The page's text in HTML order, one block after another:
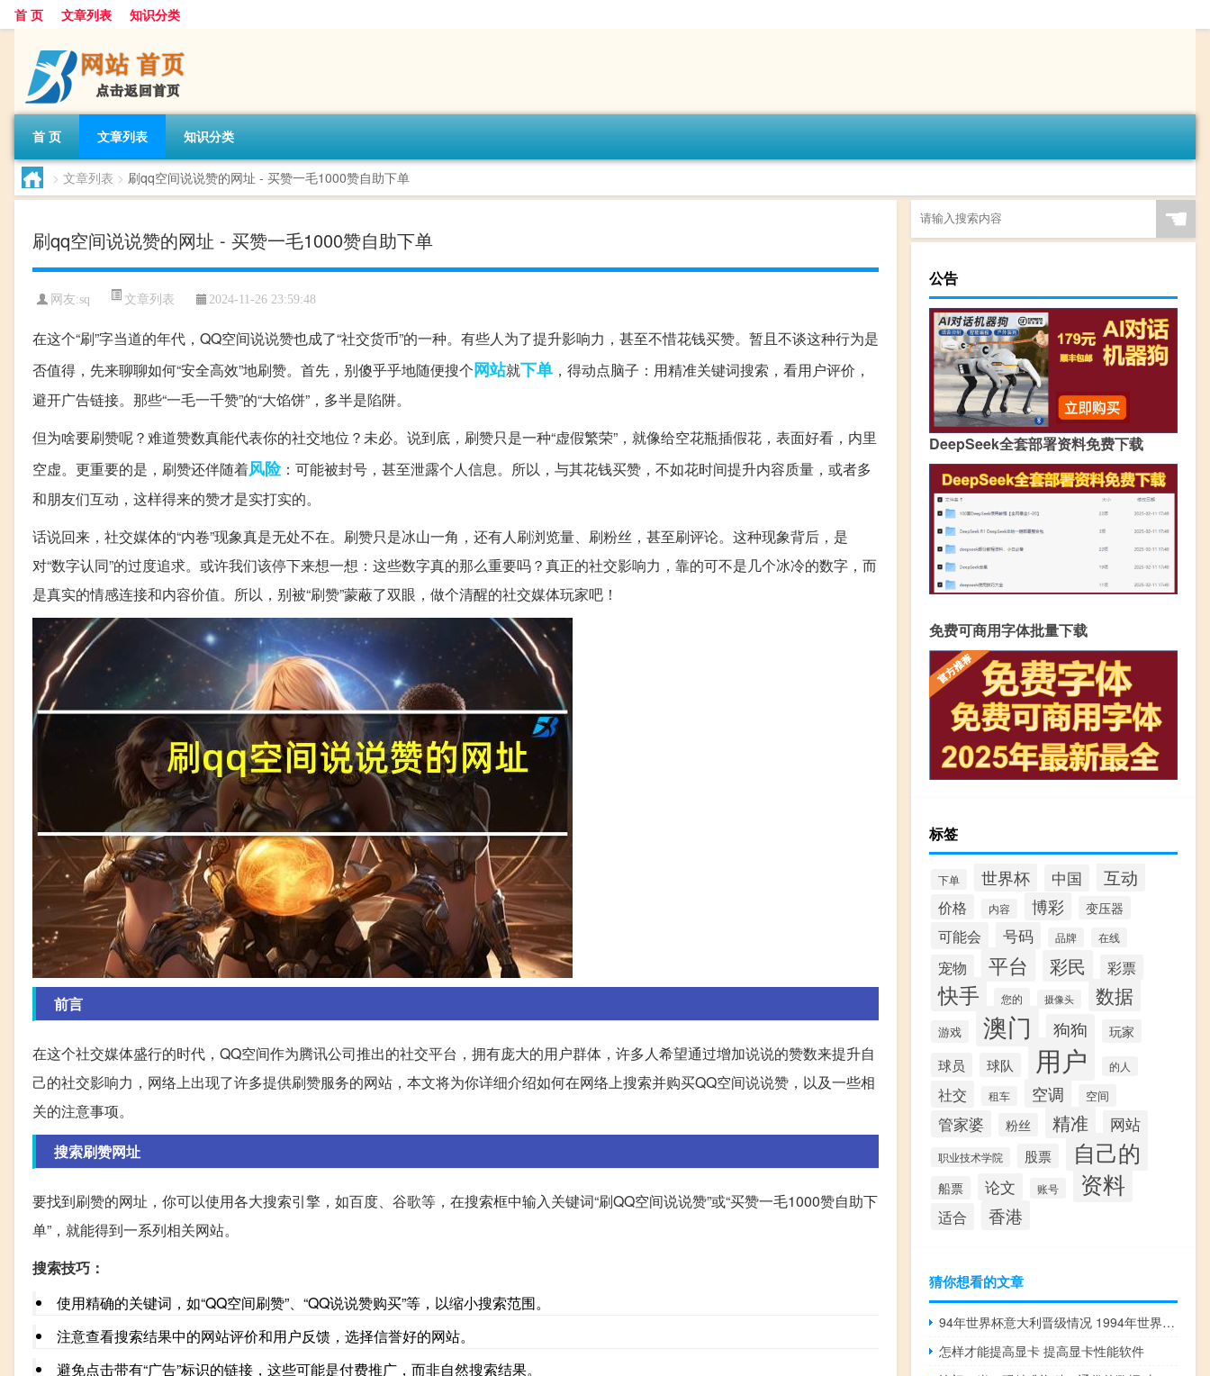
首 页 文章列表 知识分类
首 页 文章列表 知识分类
> 文章列表 > 刷qq空间说说赞的网址 - 买赞一毛1000赞自助下单
刷qq空间说说赞的网址 - 买赞一毛1000赞自助下单
网友:sq 文章列表 2024-11-26 23:59:48
在这个“刷”字当道的年代，QQ空间说说赞也成了“社交货币”的一种。有些人为了提升影响力，甚至不惜花钱买赞。暂且不谈这种行为是
否值得，先来聊聊如何“安全高效”地刷赞。首先，别傻乎乎地随便搜个网站就下单 ，得动点脑子：用精准关键词搜索，看用户评价，
避开广告链接。那些“一毛一千赞”的“大馅饼”，多半是陷阱。
但为啥要刷赞呢？难道赞数真能代表你的社交地位？未必。说到底，刷赞只是一种“虚假繁荣”，就像给空花瓶插假花，表面好看，内里
空虚。更重要的是，刷赞还伴随着风险：可能被封号，甚至泄露个人信息。所以，与其花钱买赞，不如花时间提升内容质量，或者多
和朋友们互动，这样得来的赞才是实打实的。
话说回来，社交媒体的“内卷”现象真是无处不在。刷赞只是冰山一角，还有人刷浏览量、刷粉丝，甚至刷评论。这种现象背后，是
对“数字认同”的过度追求。或许我们该停下来想一想：这些数字真的那么重要吗？真正的社交影响力，靠的可不是几个冰冷的数字，而
是真实的情感连接和内容价值。所以，别被“刷赞”蒙蔽了双眼，做个清醒的社交媒体玩家吧！
前言
在这个社交媒体盛行的时代，QQ空间作为腾讯公司推出的社交平台，拥有庞大的用户群体，许多人希望通过增加说说的赞数来提升自
己的社交影响力，网络上出现了许多提供刷赞服务的网站，本文将为你详细介绍如何在网络上搜索并购买QQ空间说说赞，以及一些相
关的注意事项。
搜索刷赞网址
要找到刷赞的网址，你可以使用各大搜索引擎，如百度、谷歌等，在搜索框中输入关键词“刷QQ空间说说赞”或“买赞一毛1000赞自助下
单”，就能得到一系列相关网站。
搜索技巧：
使用精确的关键词，如“QQ空间刷赞”、“QQ说说赞购买”等，以缩小搜索范围。
注意查看搜索结果中的网站评价和用户反馈，选择信誉好的网站。
避免点击带有“广告”标识的链接，这些可能是付费推广，而非自然搜索结果。
☚
公告
DeepSeek全套部署资料免费下载
免费可商用字体批量下载
标签
下单 世界杯 中国 互动
价格 内容 博彩 变压器
可能会 号码 品牌 在线
宠物 平台 彩民 彩票
快手 您的 摄像头 数据
游戏 澳门 狗狗 玩家
球员 球队 用户 的人
社交 租车 空调 空间
管家婆 粉丝 精准 网站
职业技术学院 股票 自己的
船票 论文 账号 资料
适合 香港
猜你想看的文章
94年世界杯意大利晋级情况 1994年世界杯比分一览表
怎样才能提高显卡 提高显卡性能软件